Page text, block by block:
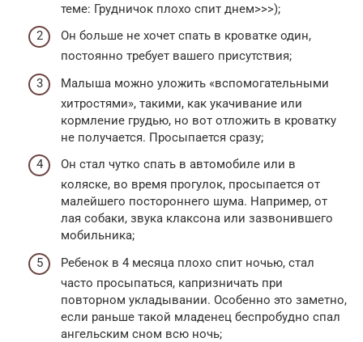
теме: Грудничок плохо спит днем>>>);
Он больше не хочет спать в кроватке один,
постоянно требует вашего присутствия;
Малыша можно уложить «вспомогательными
хитростями», такими, как укачивание или
кормление грудью, но вот отложить в кроватку
не получается. Просыпается сразу;
Он стал чутко спать в автомобиле или в
коляске, во время прогулок, просыпается от
малейшего постороннего шума. Например, от
лая собаки, звука клаксона или зазвонившего
мобильника;
Ребенок в 4 месяца плохо спит ночью, стал
часто просыпаться, капризничать при
повторном укладывании. Особенно это заметно,
если раньше такой младенец беспробудно спал
ангельским сном всю ночь;